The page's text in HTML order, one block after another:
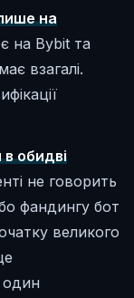
на
на Bybit та
взагалі.
обидві
не говорить
фандингу бот
великого